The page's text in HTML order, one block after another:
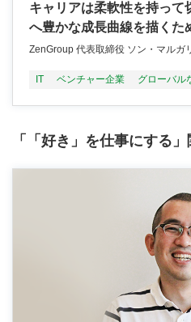
キャリアは柔軟性を持って
へ豊かな成長曲線を描くた
ZenGroup 代表取締役 ソン・マルガ
IT ベンチャー企業 グローバル
「「好き」を仕事にする